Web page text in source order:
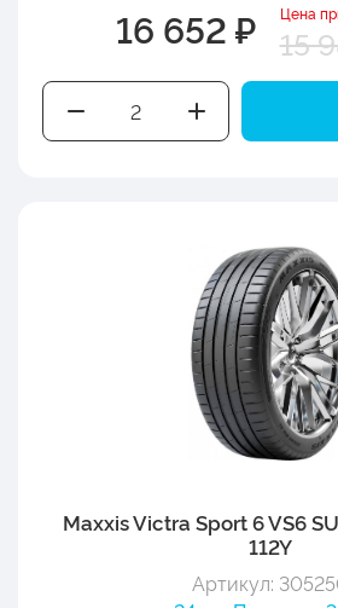
16 652 ₽ Цена
15
Maxxis Victra Sport 6 VS6
112Y
Артикул: